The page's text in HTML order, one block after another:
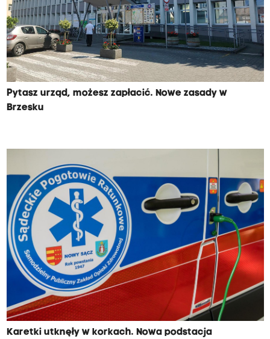
Pytasz urząd, możesz zapłacić. Nowe zasady w
Brzesku
Karetki utknęły w korkach. Nowa podstacja